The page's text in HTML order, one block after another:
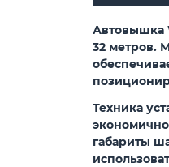
Автовышка
32 метров.
Техника
габариты